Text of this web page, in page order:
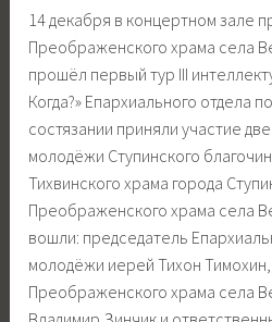
14 декабря в концертном зале
Преображенского храма села
прошёл первый тур III
Когда?» Епархиального отдела
состязании приняли участие
молодёжи Ступинского
Тихвинского храма города
Преображенского храма села
вошли: председатель
молодёжи иерей Тихон
Преображенского храма села